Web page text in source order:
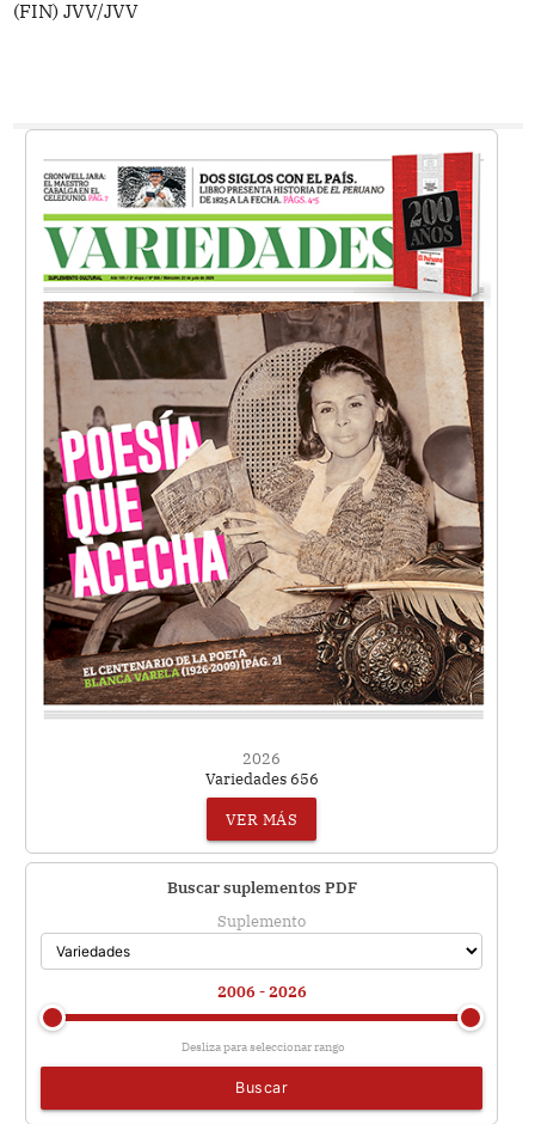
(FIN) JVV/JVV
2026
Variedades 656
VER MÁS
Buscar suplementos PDF
Suplemento
2006 - 2026
Desliza para seleccionar rango
Buscar